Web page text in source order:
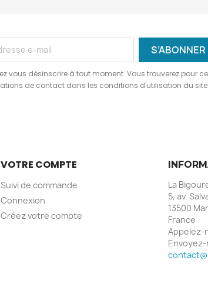
vous désinscrire à tout moment. Vous trouverez pour
de contact dans les conditions d'utilisation du site.
VOTRE COMPTE
Suivi de commande
Connexion
Créez votre compte
La
5, av.
13500
France
Appelez-